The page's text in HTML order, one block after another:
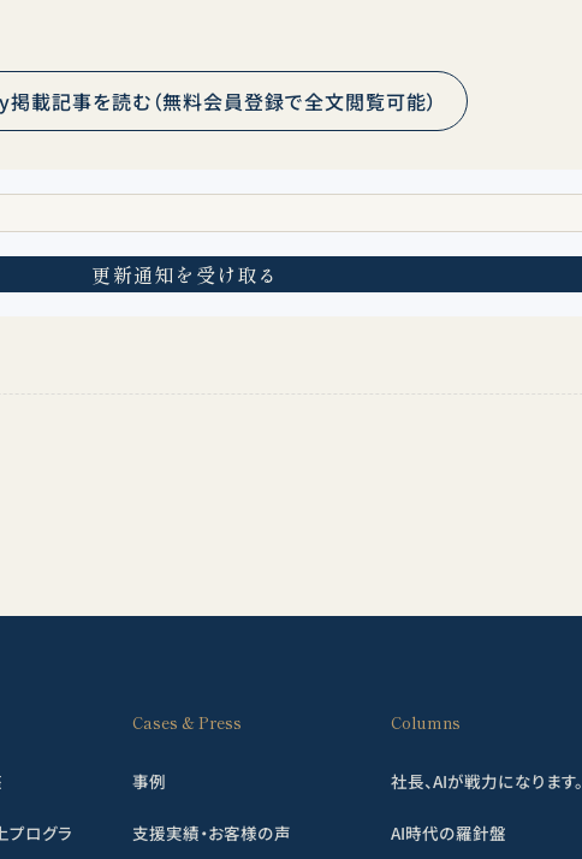
載記事を読む（無料会員登録で全文閲覧可能）
プログラ
Cases & Press
事例
支援実績・お客様の声
Columns
社長、AIが戦力になります。
AI時代の羅針盤